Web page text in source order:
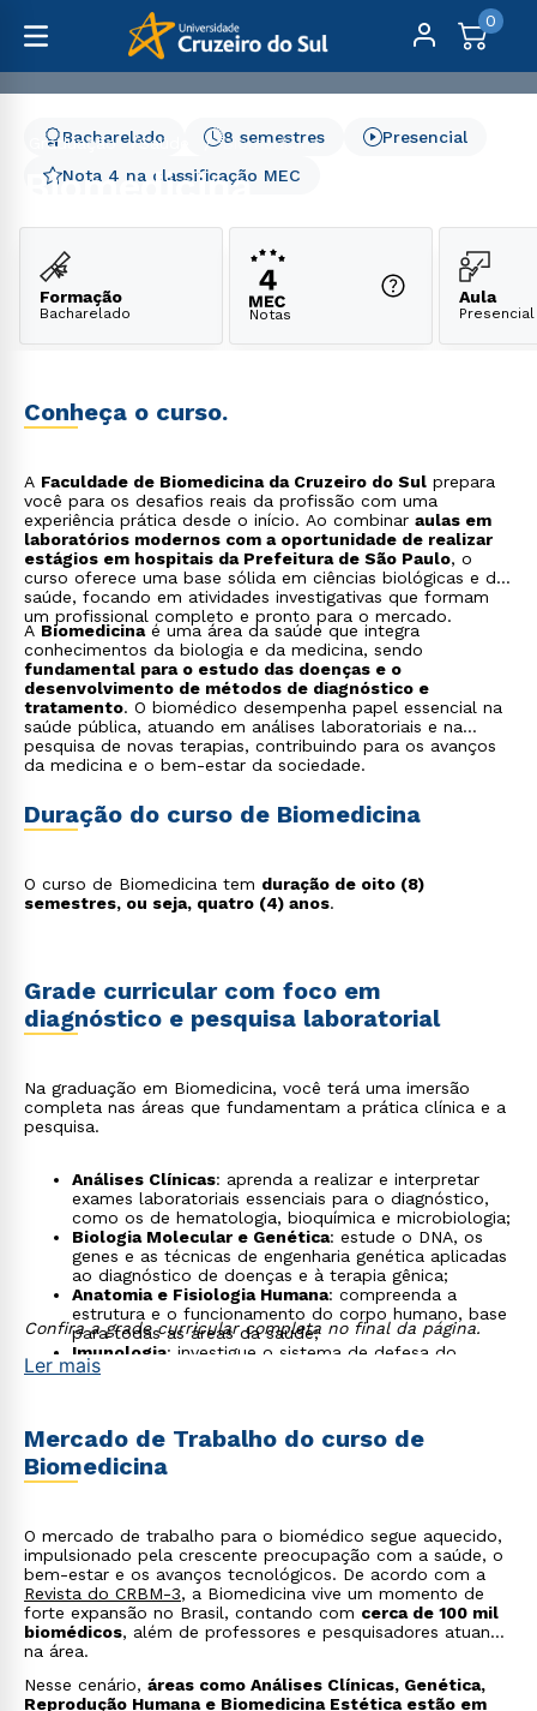
0
Graduação Saúde Biomedicina
Biomedicina
Nota 4 na classificação MEC
8 semestres
Bacharelado Presencial
Formação
Bacharelado Notas
Aula
Presencial
Conheça o curso.
A Faculdade de Biomedicina da Cruzeiro do Sul prepara
você para os desafios reais da profissão com uma
experiência prática desde o início. Ao combinar aulas em
laboratórios modernos com a oportunidade de realizar
estágios em hospitais da Prefeitura de São Paulo, o
curso oferece uma base sólida em ciências biológicas e da
saúde, focando em atividades investigativas que formam
um profissional completo e pronto para o mercado.
A Biomedicinaé uma área da saúde que integra
conhecimentos da biologia e da medicina, sendo
fundamental para o estudo das doenças e o
desenvolvimento de métodos de diagnóstico e
tratamento. O biomédico desempenha papel essencial na
saúde pública, atuando em análises laboratoriais e na
pesquisa de novas terapias, contribuindo para os avanços
da medicina e o bem-estar da sociedade.
Duração do curso de Biomedicina
O curso de Biomedicina tem duração de oito (8)
semestres, ou seja, quatro (4) anos.
Grade curricular com foco em
diagnóstico e pesquisa laboratorial
Na graduação em Biomedicina, você terá uma imersão
completa nas áreas que fundamentam a prática clínica e a
pesquisa.
Análises Clínicas: aprenda a realizar e interpretar
exames laboratoriais essenciais para o diagnóstico,
como os de hematologia, bioquímica e microbiologia;
Biologia Molecular e Genética: estude o DNA, os
genes e as técnicas de engenharia genética aplicadas
ao diagnóstico de doenças e à terapia gênica;
Anatomia e Fisiologia Humana: compreenda a
estrutura e o funcionamento do corpo humano, base
para todas as áreas da saúde;
Imunologia: investigue o sistema de defesa do
corpo, entendendo como ele combate infecções e o
microrganismos e parasitas que causam doenças,
seus ciclos de vida e métodos de controle;
Farmacologia
interagem com o organismo, seus efeitos,
: explore procedimentos e
tecnologias voltados para a saúde estética, uma das
áreas que mais crescem na profissão.
Confira a grade curricular completa no final da página.
Ler mais
Mercado de Trabalho do curso de
Biomedicina
O mercado de trabalho para o biomédico segue aquecido,
impulsionado pela crescente preocupação com a saúde, o
bem-estar e os avanços tecnológicos. De acordo com a
Revista do CRBM-3, a Biomedicina vive um momento de
forte expansão no Brasil, contando com cerca de 100 mil
biomédicos, além de professores e pesquisadores atuando
na área.
Nesse cenário, áreas como Análises Clínicas, Genética,
Reprodução Humana e Biomedicina Estética estão em